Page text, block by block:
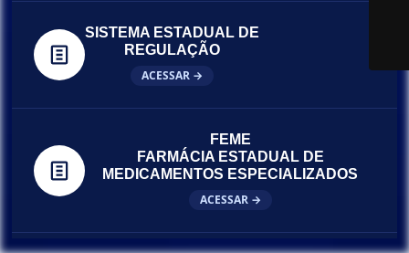
SISTEMA ESTADUAL DE
REGULAÇÃO
ACESSAR →
FEME
FARMÁCIA ESTADUAL DE
MEDICAMENTOS ESPECIALIZADOS
ACESSAR →